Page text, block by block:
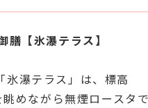
膳【氷瀑テラス】
氷瀑テラス」は、標高
めながら無煙ロースタ